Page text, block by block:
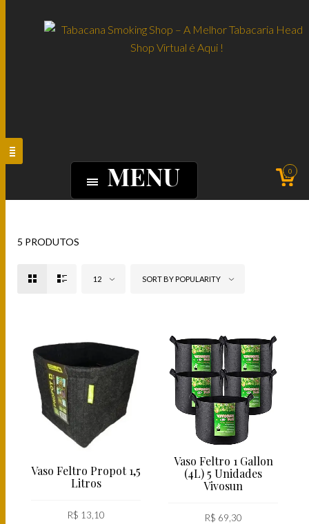
MENU 0
5 PRODUTOS
12 SORT BY POPULARITY
Vaso Feltro Propot 1,5
Litros
R$ 13,10
Vaso Feltro 1 Gallon
(4L) 5 Unidades
Vivosun
R$ 69,30